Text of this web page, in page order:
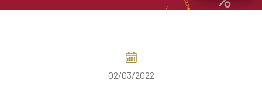
02/03/2022